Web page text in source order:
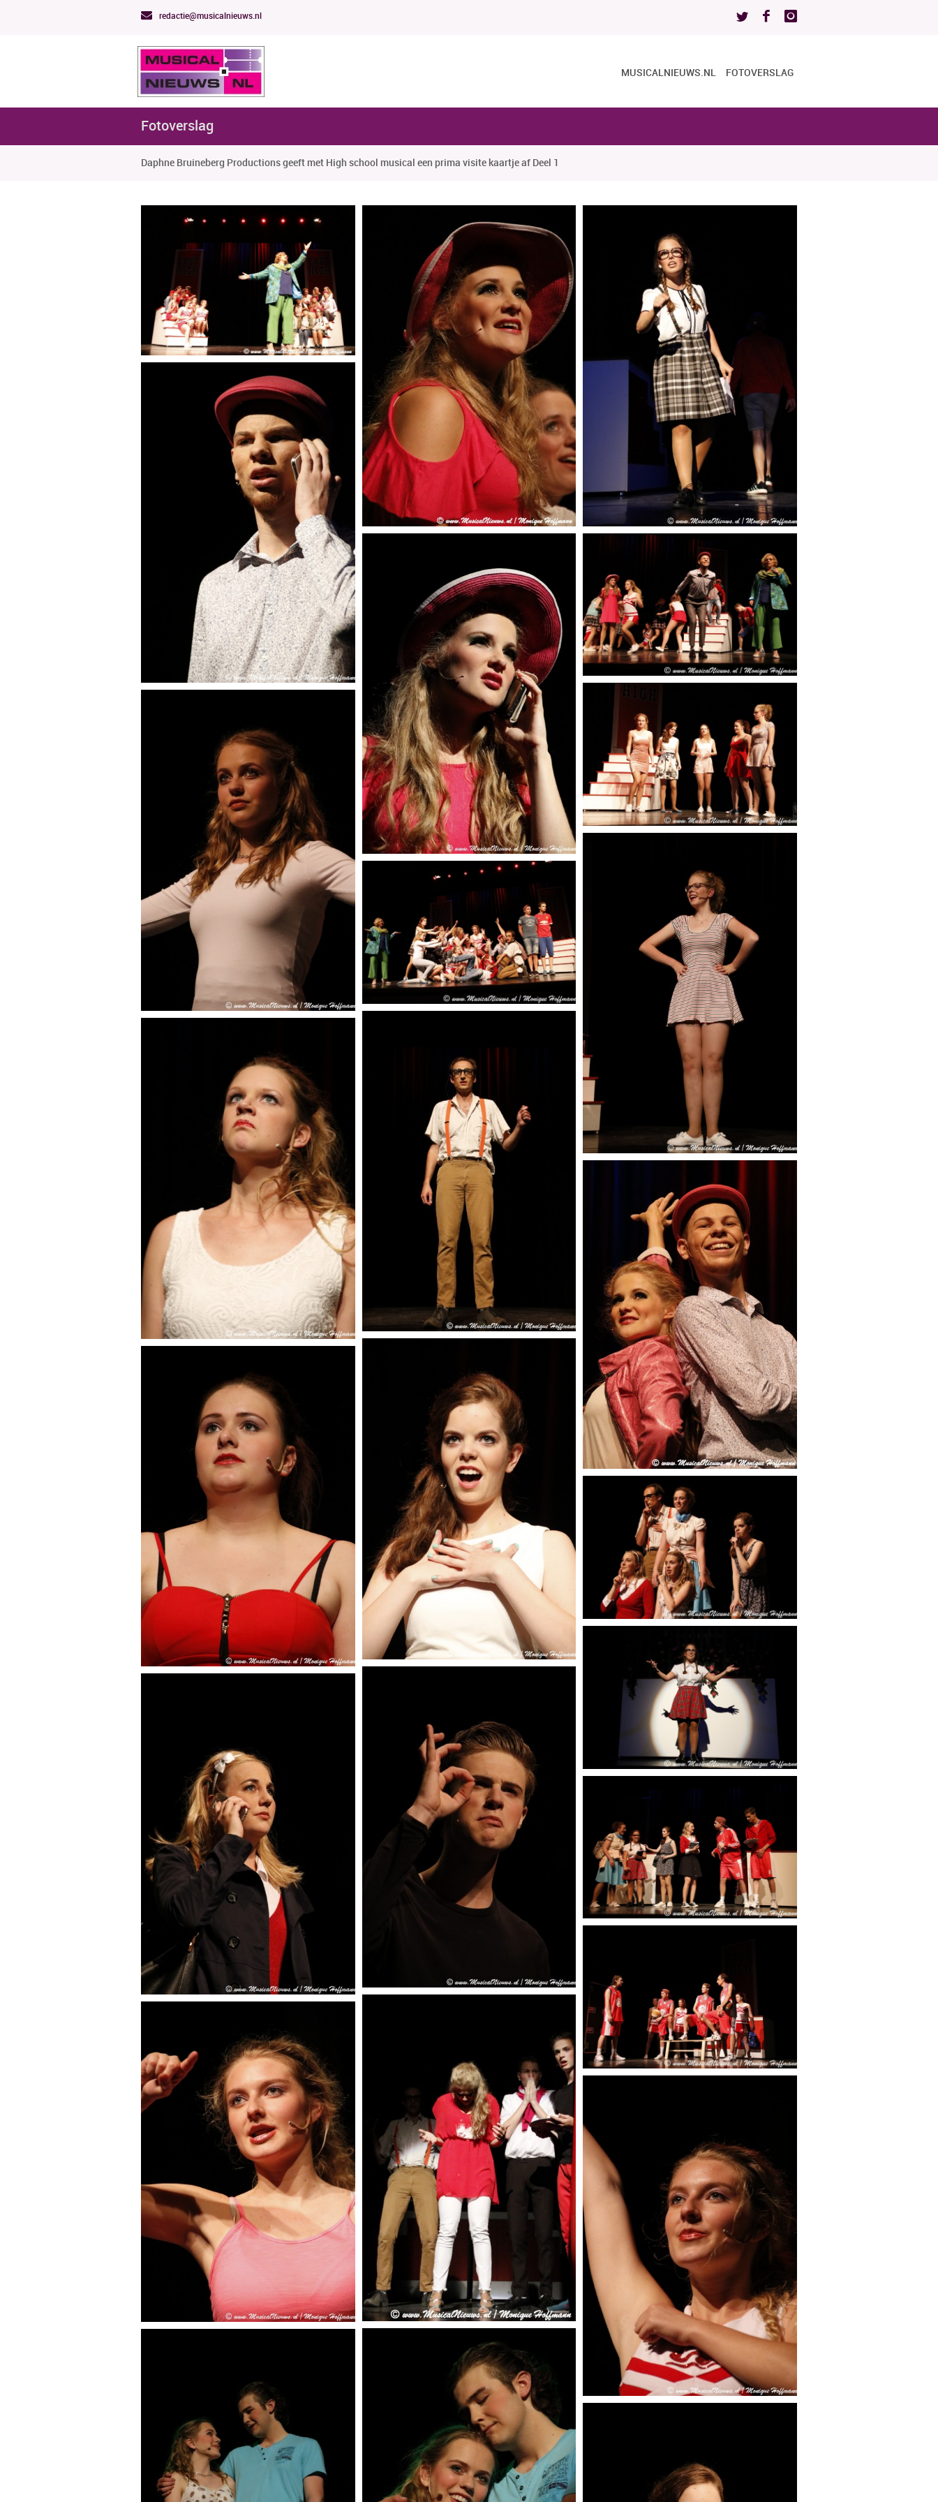
redactie@musicalnieuws.nl
MUSICALNIEUWS.NL FOTOVERSLAG
Fotoverslag
Daphne Bruineberg Productions geeft met High school musical een prima visite kaartje af Deel 1